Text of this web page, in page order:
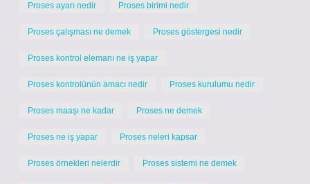
Proses ayarı nedir Proses birimi nedir
Proses çalışması ne demek Proses göstergesi nedir
Proses kontrol elemanı ne iş yapar
Proses kontrolünün amacı nedir Proses kurulumu nedir
Proses maaşı ne kadar Proses ne demek
Proses ne iş yapar Proses neleri kapsar
Proses örnekleri nelerdir Proses sistemi ne demek